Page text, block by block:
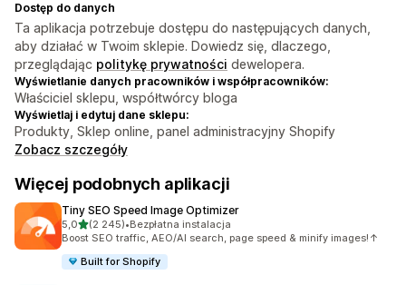
Dostęp do danych
Ta aplikacja potrzebuje dostępu do następujących danych,
aby działać w Twoim sklepie. Dowiedz się, dlaczego,
przeglądając politykę prywatności dewelopera.
Wyświetlanie danych pracowników i współpracowników:
Właściciel sklepu, współtwórcy bloga
Wyświetlaj i edytuj dane sklepu:
Produkty, Sklep online, panel administracyjny Shopify
Zobacz szczegóły
Więcej podobnych aplikacji
Tiny SEO Speed Image Optimizer
5,0na 5 gwiazdek
(2 245)
Łączna liczba recenzji: 2245
•Bezpłatna instalacja
Boost SEO traffic, AEO/AI search, page speed & minify images!↑
Built for Shopify